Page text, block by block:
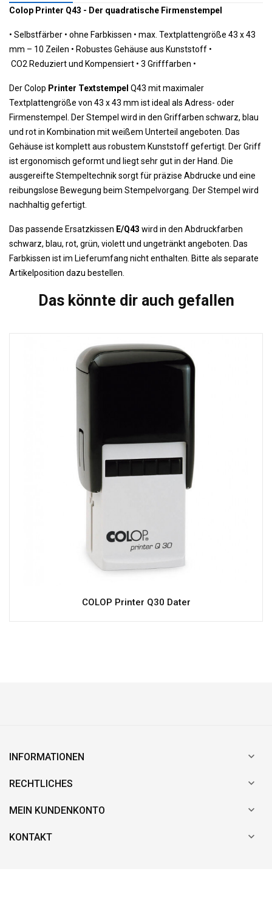
Colop Printer Q43 - Der quadratische Firmenstempel
• Selbstfärber • ohne Farbkissen • max. Textplattengröße 43 x 43
mm – 10 Zeilen • Robustes Gehäuse aus Kunststoff •
CO2 Reduziert und Kompensiert • 3 Grifffarben •
Der Colop Printer Textstempel Q43 mit maximaler
Textplattengröße von 43 x 43 mm ist ideal als Adress- oder
Firmenstempel. Der Stempel wird in den Griffarben schwarz, blau
und rot in Kombination mit weißem Unterteil angeboten. Das
Gehäuse ist komplett aus robustem Kunststoff gefertigt. Der Griff
ist ergonomisch geformt und liegt sehr gut in der Hand. Die
ausgereifte Stempeltechnik sorgt für präzise Abdrucke und eine
reibungslose Bewegung beim Stempelvorgang. Der Stempel wird
nachhaltig gefertigt.
Das passende Ersatzkissen E/Q43 wird in den Abdruckfarben
schwarz, blau, rot, grün, violett und ungetränkt angeboten. Das
Farbkissen ist im Lieferumfang nicht enthalten. Bitte als separate
Artikelposition dazu bestellen.
Das könnte dir auch gefallen
COLOP Printer Q30 Dater
INFORMATIONEN 
RECHTLICHES 
MEIN KUNDENKONTO 
KONTAKT 